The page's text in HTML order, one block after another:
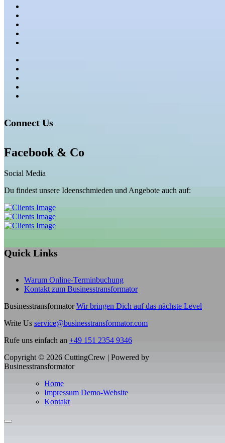
Connect Us
Facebook & Co
Social Media
Du findest unsere Ideenschmieden und Angebote auch auf:
Quick Links
Warum Online-Terminbuchung
Kontakt zum Businesstransformator
Businesstransformator Wir bringen Dich auf das nächste Level
Write Us service@businesstransformator.com
Rufe uns einfach an +49 151 2354 9346
Copyright © 2026 CuttingCrew | Powered by
Businesstransformator
Home
Impressum Demo-Website
Kontakt